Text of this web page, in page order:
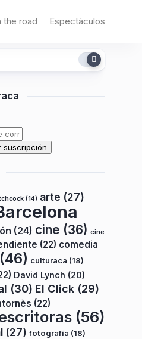
the road Espectáculos
(14) arte (27)
(24) cine (36) cine
(22) comedia
(46) culturaca (18)
David Lynch (20)
(30) El Click (29)
(22)
(56)
(27) fotografía (18)